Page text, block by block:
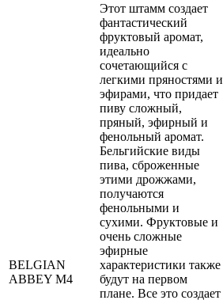
BELGIAN
ABBEY M4
Этот штамм создает
фантастический
фруктовый аромат,
идеально
сочетающийся с
легкими пряностями и
эфирами, что придает
пиву сложный,
пряный, эфирный и
фенольный аромат.
Бельгийские виды
пива, сброженные
этими дрожжами,
получаются
фенольными и
сухими. Фруктовые и
очень сложные
эфирные
характеристики также
будут на первом
плане. Все это создает